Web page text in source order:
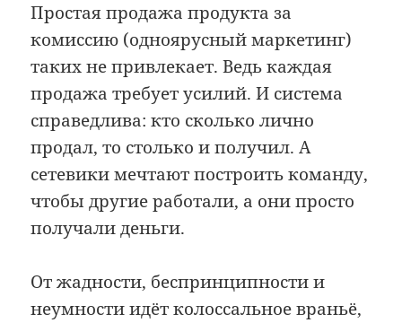
Простая продажа продукта за
комиссию (одноярусный маркетинг)
таких не привлекает. Ведь каждая
продажа требует усилий. И система
справедлива: кто сколько лично
продал, то столько и получил. А
сетевики мечтают построить команду,
чтобы другие работали, а они просто
получали деньги.
От жадности, беспринципности и
неумности идёт колоссальное враньё,